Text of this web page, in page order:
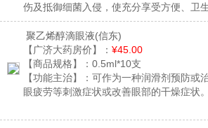
伤及抵御细菌入侵，使充分享受方便、卫
聚乙烯醇滴眼液(信东)
【广济大药房价】： ¥45.00
【商品规格】： 0.5ml*10支
【功能主治】： 可作为一种润滑剂预防或
眼疲劳等刺激症状或改善眼部的干燥症状。